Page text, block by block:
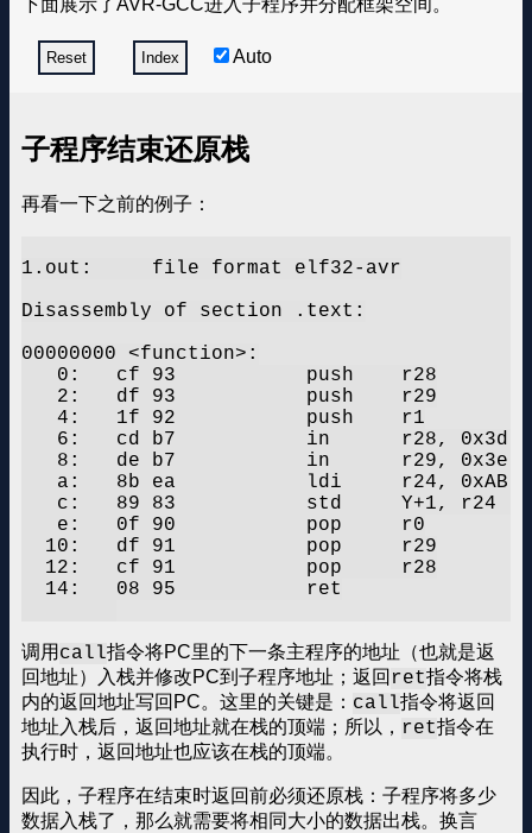
下面展示了AVR-GCC进入子程序并分配框架空间。
Reset Index Auto
子程序结束还原栈
再看一下之前的例子：
1.out:     file format elf32-avr
Disassembly of section .text:
00000000 <function>:
   0:	cf 93       	push	r28
   2:	df 93       	push	r29
   4:	1f 92       	push	r1
   6:	cd b7       	in	r28, 0x3d	; 61
   8:	de b7       	in	r29, 0x3e	; 62
   a:	8b ea       	ldi	r24, 0xAB	; 171
   c:	89 83       	std	Y+1, r24	; 0x01
   e:	0f 90       	pop	r0
  10:	df 91       	pop	r29
  12:	cf 91       	pop	r28
  14:	08 95       	ret
调用 call指令将PC里的下一条主程序的地址（也就是返
回地址）入栈并修改PC到子程序地址；返回 ret指令将栈
内的返回地址写回PC。这里的关键是： call指令将返回
地址入栈后，返回地址就在栈的顶端；所以， ret指令在
执行时，返回地址也应该在栈的顶端。
因此，子程序在结束时返回前必须还原栈：子程序将多少
数据入栈了，那么就需要将相同大小的数据出栈。换言